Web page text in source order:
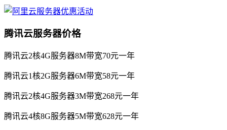
腾讯云服务器价格
腾讯云2核4G服务器8M带宽70元一年
腾讯云1核2G服务器6M带宽58元一年
腾讯云2核4G服务器3M带宽268元一年
腾讯云4核8G服务器5M带宽628元一年